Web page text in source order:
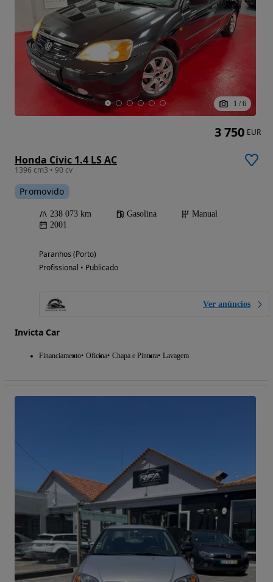
1 / 6
Honda Civic 1.4 LS AC
1396 cm3 • 90 cv
Promovido
238 073 km Gasolina
Manual
2001
Paranhos (Porto)
Profissional • Publicado
Ver anúncios
Invicta Car
Financiamento Oficina Chapa e Pintura Lavagem
3 750 EUR